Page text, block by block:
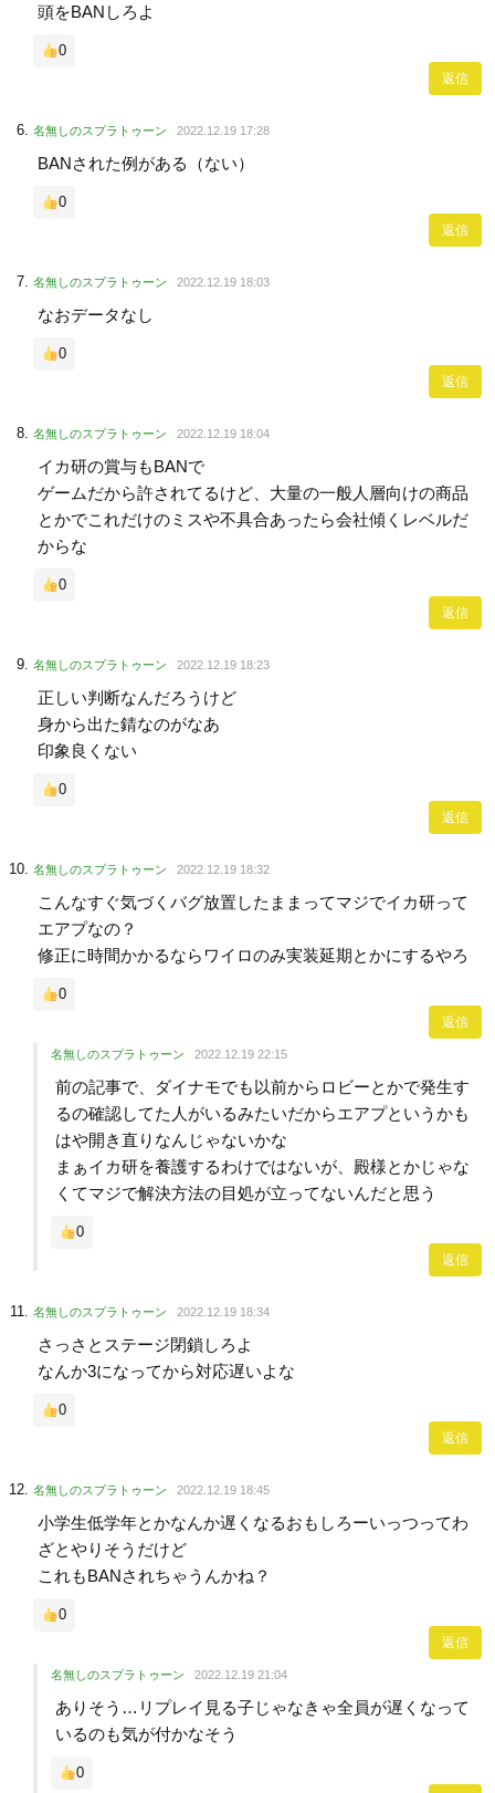
頭をBANしろよ
0
返信
名無しのスプラトゥーン 2022.12.19 17:28
BANされた例がある（ない）
0
返信
名無しのスプラトゥーン 2022.12.19 18:03
なおデータなし
0
返信
名無しのスプラトゥーン 2022.12.19 18:04
イカ研の賞与もBANで
ゲームだから許されてるけど、大量の一般人層向けの商品
とかでこれだけのミスや不具合あったら会社傾くレベルだ
からな
0
返信
名無しのスプラトゥーン 2022.12.19 18:23
正しい判断なんだろうけど
身から出た錆なのがなあ
印象良くない
0
返信
名無しのスプラトゥーン 2022.12.19 18:32
こんなすぐ気づくバグ放置したままってマジでイカ研って
エアプなの？
修正に時間かかるならワイロのみ実装延期とかにするやろ
0
返信
名無しのスプラトゥーン 2022.12.19 22:15
前の記事で、ダイナモでも以前からロビーとかで発生す
るの確認してた人がいるみたいだからエアプというかも
はや開き直りなんじゃないかな
まぁイカ研を養護するわけではないが、殿様とかじゃな
くてマジで解決方法の目処が立ってないんだと思う
0
返信
名無しのスプラトゥーン 2022.12.19 18:34
さっさとステージ閉鎖しろよ
なんか3になってから対応遅いよな
0
返信
名無しのスプラトゥーン 2022.12.19 18:45
小学生低学年とかなんか遅くなるおもしろーいっつってわ
ざとやりそうだけど
これもBANされちゃうんかね？
0
返信
名無しのスプラトゥーン 2022.12.19 21:04
ありそう…リプレイ見る子じゃなきゃ全員が遅くなって
いるのも気が付かなそう
0